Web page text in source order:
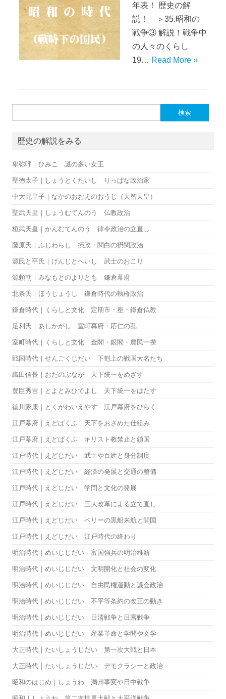
年表！ 歴史の解
説！ ＞35.昭和の
戦争③ 解説！戦争中
の人々のくらし
19… Read More »
歴史の解説をみる
卑弥呼｜ひみこ 謎の多い女王
聖徳太子｜しょうとくたいし りっぱな政治家
中大兄皇子｜なかのおおえのおうじ（天智天皇）
聖武天皇｜しょうむてんのう 仏教政治
桓武天皇｜かんむてんのう 律令政治の立直し
藤原氏｜ふじわらし 摂政・関白の摂関政治
源氏と平氏｜げんじとへいし 武士のおこり
源頼朝｜みなもとのよりとも 鎌倉幕府
北条氏｜ほうじょうし 鎌倉時代の執権政治
鎌倉時代｜くらしと文化 定期市・座・鎌倉仏教
足利氏｜あしかがし 室町幕府・応仁の乱
室町時代｜くらしと文化 金閣・銀閣・農民一揆
戦国時代｜せんごくじだい 下剋上の戦国大名たち
織田信長｜おだのぶなが 天下統一をめざす
豊臣秀吉｜とよとみひでよし 天下統一をはたす
徳川家康｜とくがわいえやす 江戸幕府をひらく
江戸幕府｜えどばくふ 天下をおさめた仕組み
江戸幕府｜えどばくふ キリスト教禁止と鎖国
江戸時代｜えどじだい 武士や百姓と身分制度
江戸時代｜えどじだい 経済の発展と交通の整備
江戸時代｜えどじだい 学問と文化の発展
江戸時代｜えどじだい 三大改革による立て直し
江戸時代｜えどじだい ペリーの黒船来航と開国
江戸時代｜えどじだい 江戸時代の終わり
明治時代｜めいじじだい 富国強兵の明治維新
明治時代｜めいじじだい 文明開化と社会の変化
明治時代｜めいじじだい 自由民権運動と議会政治
明治時代｜めいじじだい 不平等条約の改正の動き
明治時代｜めいじじだい 日清戦争と日露戦争
明治時代｜めいじじだい 産業革命と学問や文学
大正時代｜たいしょうじだい 第一次大戦と日本
大正時代｜たいしょうじだい デモクラシーと政治
昭和のはじめ｜しょうわ 満州事変や日中戦争